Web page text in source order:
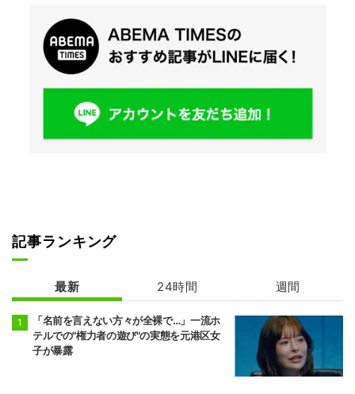
記事ランキング
最新 24時間 週間
「名前を言えない方々が全裸で…」一流ホ
テルでの"権力者の遊び"の実態を元港区女
子が暴露